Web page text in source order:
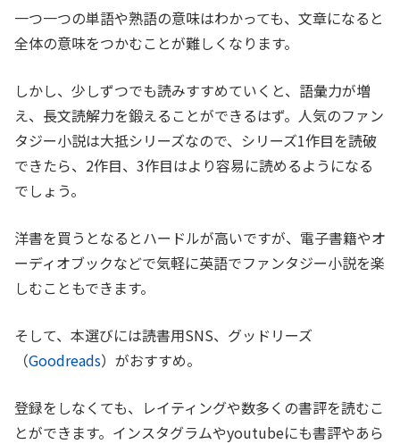
一つ一つの単語や熟語の意味はわかっても、文章になると
全体の意味をつかむことが難しくなります。
しかし、少しずつでも読みすすめていくと、語彙力が増
え、長文読解力を鍛えることができるはず。人気のファン
タジー小説は大抵シリーズなので、シリーズ1作目を読破
できたら、2作目、3作目はより容易に読めるようになる
でしょう。
洋書を買うとなるとハードルが高いですが、電子書籍やオ
ーディオブックなどで気軽に英語でファンタジー小説を楽
しむこともできます。
そして、本選びには読書用SNS、グッドリーズ
（Goodreads）がおすすめ。
登録をしなくても、レイティングや数多くの書評を読むこ
とができます。インスタグラムやyoutubeにも書評やあら